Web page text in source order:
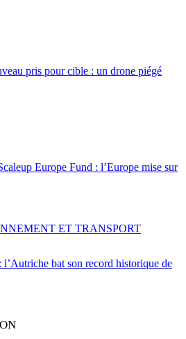
pris pour cible : un drone piégé
Europe Fund : l’Europe mise sur
bat son record historique de
ET TRANSPORT